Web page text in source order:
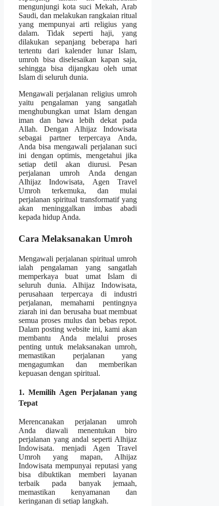
mengunjungi kota suci Mekah, Arab
Saudi, dan melakukan rangkaian ritual
yang mempunyai arti religius yang
dalam. Tidak seperti haji, yang
dilakukan sepanjang beberapa hari
tertentu dari kalender lunar Islam,
umroh bisa diselesaikan kapan saja,
sehingga bisa dijangkau oleh umat
Islam di seluruh dunia.
Mengawali perjalanan religius umroh
yaitu pengalaman yang sangatlah
menghubungkan umat Islam dengan
iman dan bawa lebih dekat pada
Allah. Dengan Alhijaz Indowisata
sebagai partner terpercaya Anda,
Anda bisa mengawali perjalanan suci
ini dengan optimis, mengetahui jika
setiap detil akan diurusi. Pesan
perjalanan umroh Anda dengan
Alhijaz Indowisata, Agen Travel
Umroh terkemuka, dan mulai
perjalanan spiritual transformatif yang
akan meninggalkan imbas abadi
kepada hidup Anda.
Cara Melaksanakan Umroh
Mengawali perjalanan spiritual umroh
ialah pengalaman yang sangatlah
memperkaya buat umat Islam di
seluruh dunia. Alhijaz Indowisata,
perusahaan terpercaya di industri
perjalanan, memahami pentingnya
ziarah ini dan berusaha buat membuat
semua proses mulus dan bebas repot.
Dalam posting website ini, kami akan
membantu Anda melalui proses
penting untuk melaksanakan umroh,
memastikan perjalanan yang
mengagumkan dan memberikan
kepuasan dengan spiritual.
1. Memilih Agen Perjalanan yang
Tepat
Merencanakan perjalanan umroh
Anda diawali menentukan biro
perjalanan yang andal seperti Alhijaz
Indowisata. menjadi Agen Travel
Umroh yang mapan, Alhijaz
Indowisata mempunyai reputasi yang
bisa dibuktikan memberi layanan
terbaik pada banyak jemaah,
memastikan kenyamanan dan
keringanan di setiap langkah.